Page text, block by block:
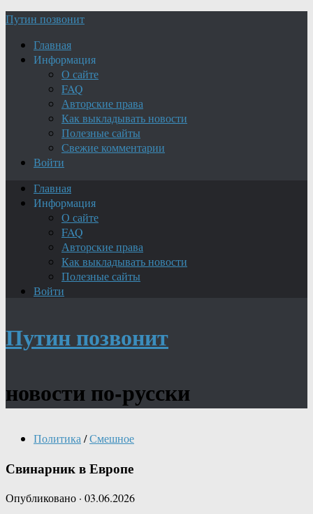
Путин позвонит
Главная
Информация
О сайте
FAQ
Авторские права
Как выкладывать новости
Полезные сайты
Свежие комментарии
Войти
Главная
Информация
О сайте
FAQ
Авторские права
Как выкладывать новости
Полезные сайты
Войти
Путин позвонит
новости по-русски
Политика /Смешное
Свинарник в Европе
Опубликовано · 03.06.2026